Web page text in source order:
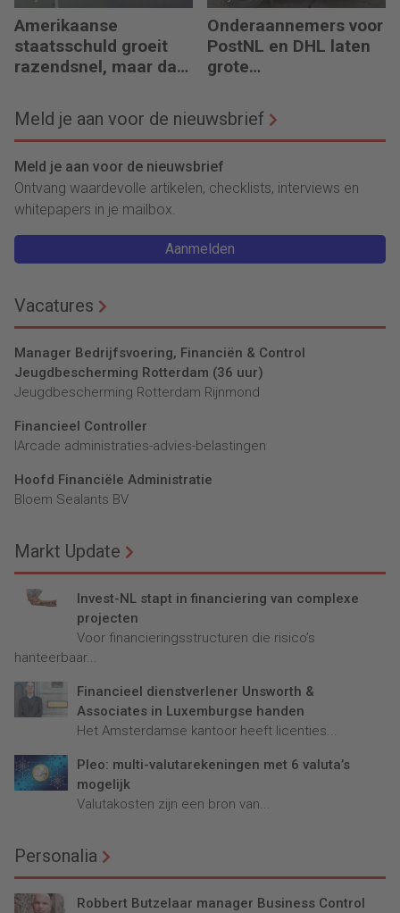
Amerikaanse
staatsschuld groeit
razendsnel, maar dat
Onderaannemers voor
PostNL en DHL laten
grote
achter
Meld je aan voor de nieuwsbrief
Meld je aan voor de nieuwsbrief
Ontvang waardevolle artikelen, checklists, interviews en
whitepapers in je mailbox.
Aanmelden
Vacatures
Manager Bedrijfsvoering, Financiën & Control
Jeugdbescherming Rotterdam (36 uur)
Jeugdbescherming Rotterdam Rijnmond
Financieel Controller
lArcade administraties-advies-belastingen
Hoofd Financiële Administratie
Bloem Sealants BV
Markt Update
Invest-NL stapt in financiering van complexe
projecten
Voor financieringsstructuren die risico’s
hanteerbaar...
Financieel dienstverlener Unsworth &
Associates in Luxemburgse handen
Het Amsterdamse kantoor heeft licenties...
Pleo: multi-valutarekeningen met 6 valuta’s
mogelijk
Valutakosten zijn een bron van...
Personalia
Robbert Butzelaar manager Business Control